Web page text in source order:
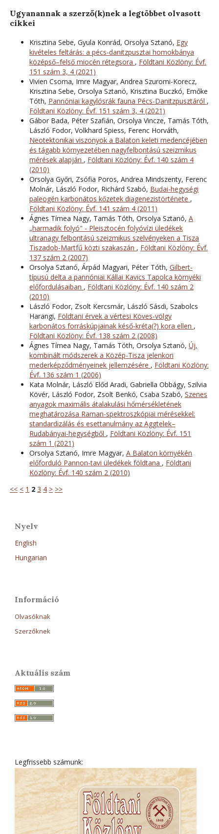
Ugyanannak a szerző(k)nek a legtöbbet olvasott
cikkei
Krisztina Sebe, Gyula Konrád, Orsolya Sztanó, Egy
kivételes feltárás: a pécs-danitzpusztai homokbánya
középső–felső miocén rétegsora , Földtani Közlöny: Évf.
151 szám 3, 4 (2021)
Vivien Csoma, Imre Magyar, Andrea Szuromi-Korecz,
Krisztina Sebe, Orsolya Sztanó, Krisztina Buczkó, Emőke
Tóth, Pannóniai kagylósrák fauna Pécs-Danitzpusztáról ,
Földtani Közlöny: Évf. 151 szám 3, 4 (2021)
Gábor Bada, Péter Szafián, Orsolya Vincze, Tamás Tóth,
László Fodor, Volkhard Spiess, Ferenc Horváth,
Neotektonikai viszonyok a Balaton keleti medencéjében
és tágabb környezetében nagyfelbontású szeizmikus
mérések alapján , Földtani Közlöny: Évf. 140 szám 4
(2010)
Orsolya Győri, Zsófia Poros, Andrea Mindszenty, Ferenc
Molnár, László Fodor, Richárd Szabó, Budai-hegységi
paleogén karbonátos kőzetek diagenezistörténete ,
Földtani Közlöny: Évf. 141 szám 4 (2011)
Ágnes Tímea Nagy, Tamás Tóth, Orsolya Sztanó, A
„harmadik folyó" - Pleisztocén folyóvízi üledékek
ultranagy felbontású szeizmikus szelvényeken a Tisza
Tiszadob-Martfű közti szakaszán , Földtani Közlöny: Évf.
137 szám 2 (2007)
Orsolya Sztanó, Árpád Magyari, Péter Tóth, Gilbert-
típusú delta a pannóniai Kállai Kavics Tapolca környéki
előfordulásaiban , Földtani Közlöny: Évf. 140 szám 2
(2010)
László Fodor, Zsolt Kercsmár, László Sásdi, Szabolcs
Harangi, Földtani érvek a vértesi Köves-völgy
karbonátos forráskúpjainak késő-kréta(?) kora ellen ,
Földtani Közlöny: Évf. 138 szám 2 (2008)
Ágnes Tímea Nagy, Tamás Tóth, Orsolya Sztanó, Új,
kombinált módszerek a Közép-Tisza jelenkori
mederképződményeinek jellemzésére , Földtani Közlöny:
Évf. 136 szám 1 (2006)
Kata Molnár, László Előd Aradi, Gabriella Obbágy, Szilvia
Kövér, László Fodor, Zsolt Benkó, Csaba Szabó, Szenes
anyagok maximális átalakulási hőmérsékletének
meghatározása Raman-spektroszkópiai mérésekkel:
standardizálás és esettanulmány az Aggtelek–
Rudabányai-hegységből , Földtani Közlöny: Évf. 151
szám 1 (2021)
Orsolya Sztanó, Imre Magyar, A Balaton környékén
előforduló Pannon-tavi üledékek földtana , Földtani
Közlöny: Évf. 140 szám 2 (2010)
<< < 1 2 3 4 > >>
Nyelv
English
Hungarian
Információ
Olvasóknak
Szerzőknek
Aktuális szám
Legfrissebb számunk: